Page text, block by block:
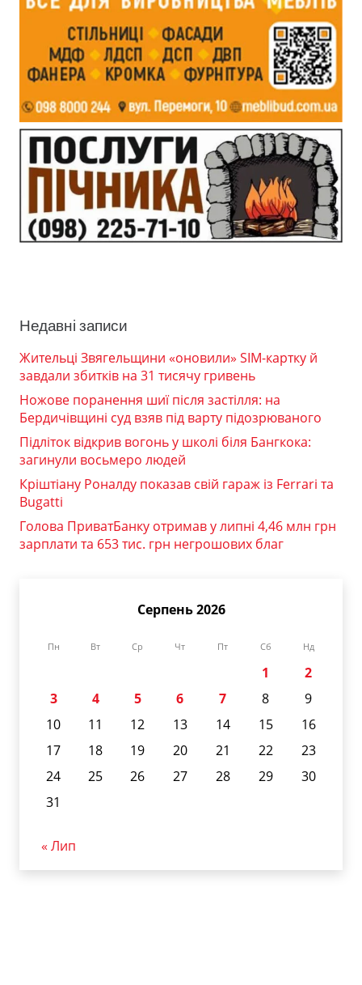
Недавні записи
Жительці Звягельщини «оновили» SIM-картку й
завдали збитків на 31 тисячу гривень
Ножове поранення шиї після застілля: на
Бердичівщині суд взяв під варту підозрюваного
Підліток відкрив вогонь у школі біля Бангкока:
загинули восьмеро людей
Кріштіану Роналду показав свій гараж із Ferrari та
Bugatti
Голова ПриватБанку отримав у липні 4,46 млн грн
зарплати та 653 тис. грн негрошових благ
Серпень 2026
Пн Вт Ср Чт Пт Сб Нд
1
2
3
4 5 6 7 8
9
10
11 12 13 14 15
16
17
18 19 20 21 22
23
24
25 26 27 28 29
30
31
« Лип